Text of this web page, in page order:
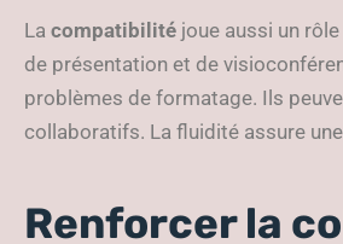
La compatibilité joue aussi un
de présentation et de
problèmes de formatage. Ils
collaboratifs. La fluidité assure
Renforcer la